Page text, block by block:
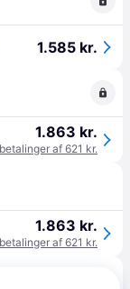
1.585 kr.
1.863 kr.
af 621 kr.
1.863 kr.
af 621 kr.